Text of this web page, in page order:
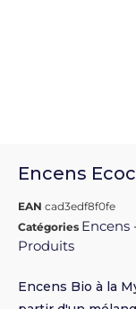
Encens
EAN cad3edf8f0fe
Catégories Encens
Produits
Encens Bio à la